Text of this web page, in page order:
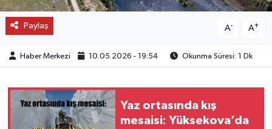
Paylaş A- A+
Haber Merkezi 10.05.2026 - 19:54 Okunma Süresi: 1 Dk
Yaz ortasında kış
mesaisi: Yüksekova’da
FİNANS